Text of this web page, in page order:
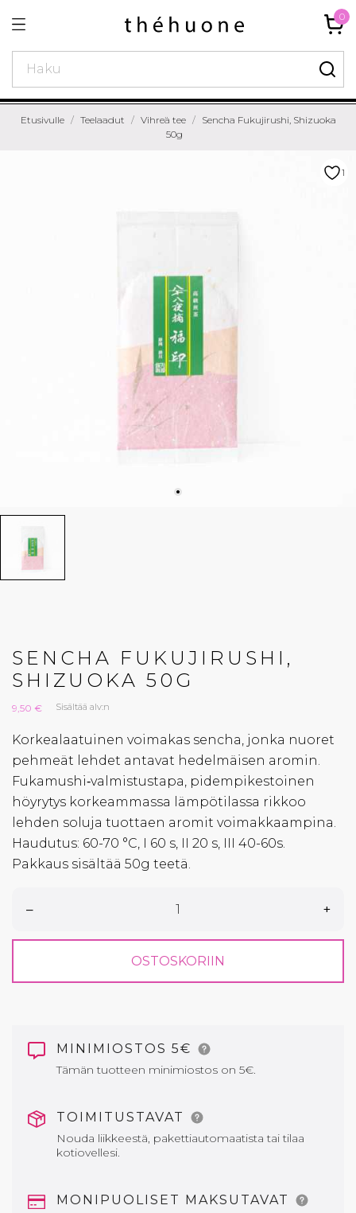
0
Etusivulle Teelaadut Vihreä tee
Sencha Fukujirushi, Shizuoka
50g
1
SENCHA FUKUJIRUSHI,
SHIZUOKA 50G
9,50 € Sisältää alv:n
Korkealaatuinen voimakas sencha, jonka nuoret
pehmeät lehdet antavat hedelmäisen aromin.
Fukamushi‐valmistustapa, pidempikestoinen
höyrytys korkeammassa lämpötilassa rikkoo
lehden soluja tuottaen aromit voimakkaampina.
Haudutus: 60-70 °C, I 60 s, II 20 s, III 40-60s.
Pakkaus sisältää 50g teetä.
– +
OSTOSKORIIN
MINIMIOSTOS 5€
Tämän tuotteen minimiostos on 5€.
TOIMITUSTAVAT
Nouda liikkeestä, pakettiautomaatista tai tilaa
kotiovellesi.
MONIPUOLISET MAKSUTAVAT